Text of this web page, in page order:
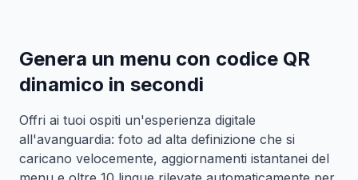
Genera un menu con codice QR
dinamico in secondi
Offri ai tuoi ospiti un'esperienza digitale
all'avanguardia: foto ad alta definizione che si
caricano velocemente, aggiornamenti istantanei del